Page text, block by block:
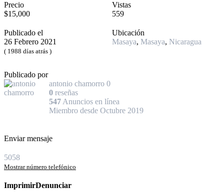
Precio
$15,000
Vistas
559
Publicado el
26 Febrero 2021
( 1988 días atrás )
Ubicación
Masaya, Masaya, Nicaragua
Publicado por
antonio chamorro 0
0 reseñas
547 Anuncios en línea
Miembro desde Octubre 2019
Enviar mensaje
5058
Mostrar número telefónico
ImprimirDenunciar